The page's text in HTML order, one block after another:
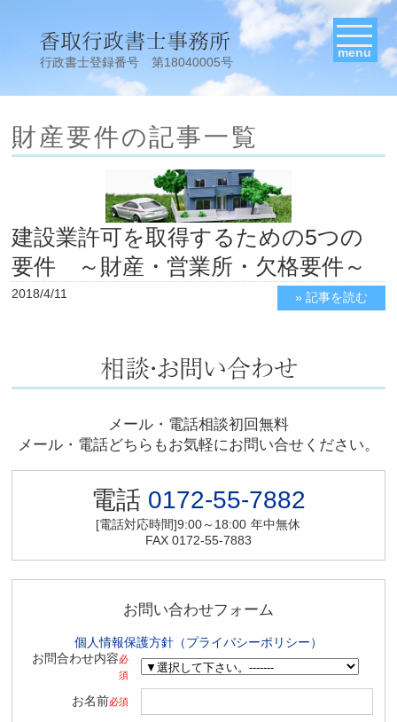
行政書士登録番号 第18040005号
menu
財産要件の記事一覧
建設業許可を取得するための5つの
要件 ～財産・営業所・欠格要件～
2018/4/11 » 記事を読む
メール・電話相談初回無料
メール・電話どちらもお気軽にお問い合せください。
電話 0172-55-7882
[電話対応時間]9:00～18:00 年中無休
FAX 0172-55-7883
お問い合わせフォーム
個人情報保護方針（プライバシーポリシー）
お問合わせ内容必
須
お名前必須